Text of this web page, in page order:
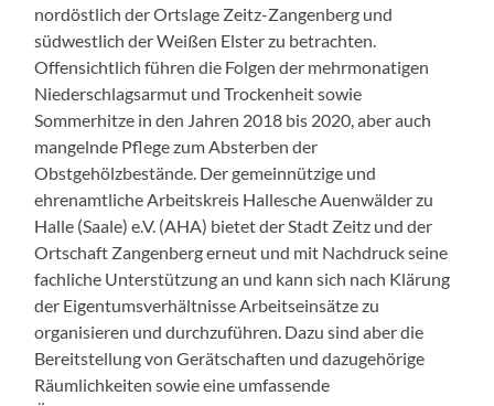
nordöstlich der Ortslage Zeitz-Zangenberg und
südwestlich der Weißen Elster zu betrachten.
Offensichtlich führen die Folgen der mehrmonatigen
Niederschlagsarmut und Trockenheit sowie
Sommerhitze in den Jahren 2018 bis 2020, aber auch
mangelnde Pflege zum Absterben der
Obstgehölzbestände. Der gemeinnützige und
ehrenamtliche Arbeitskreis Hallesche Auenwälder zu
Halle (Saale) e.V. (AHA) bietet der Stadt Zeitz und der
Ortschaft Zangenberg erneut und mit Nachdruck seine
fachliche Unterstützung an und kann sich nach Klärung
der Eigentumsverhältnisse Arbeitseinsätze zu
organisieren und durchzuführen. Dazu sind aber die
Bereitstellung von Gerätschaften und dazugehörige
Räumlichkeiten sowie eine umfassende